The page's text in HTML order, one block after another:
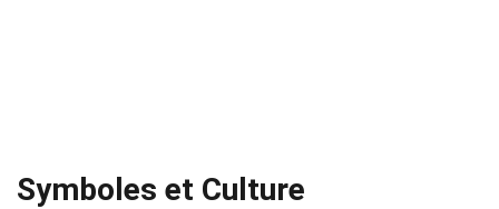
Symboles et Culture